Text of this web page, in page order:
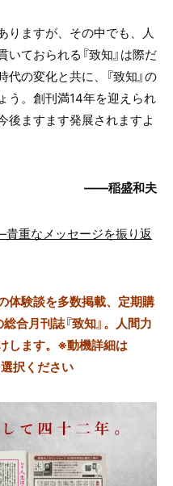
りますが、その中でも、人
ておられる『致知』は際だ
の変化と共に、『致知』の
う。創刊満14年を迎えられ
後ますます発展されますよ
――稲盛和夫
貴重なメッセージを振り返
体験談を多数掲載、定期購
合月刊誌『致知』。人間力
します。※動機詳細は
択ください